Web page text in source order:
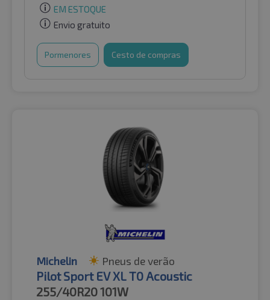
EM ESTOQUE
Envio gratuito
Pormenores Cesto de compras
Michelin Pneus de verão
Pilot Sport EV XL T0 Acoustic
255/40R20101W